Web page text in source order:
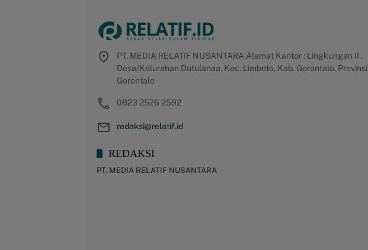
PT. MEDIA RELATIF NUSANTARA Alamat Kantor : Lingkungan II ,
Desa/Kelurahan Dutulanaa, Kec. Limboto, Kab. Gorontalo, Provinsi
Gorontalo
0823 2526 2592
redaksi@relatif.id
REDAKSI
PT. MEDIA RELATIF NUSANTARA